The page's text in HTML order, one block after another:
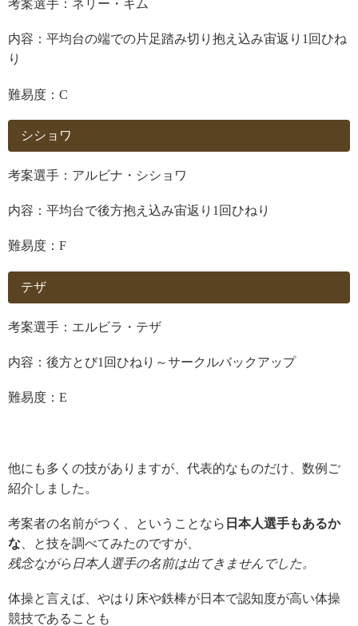
考案選手：ネリー・キム
内容：平均台の端での片足踏み切り抱え込み宙返り 1 回ひね
り
難易度： C
シショワ
考案選手：アルビナ・シショワ
内容：平均台で後方抱え込み宙返り 1 回ひねり
難易度： F
テザ
考案選手：エルビラ・テザ
内容：後方とび1 回ひねり～サークルバックアップ
難易度： E
他にも多くの技がありますが、代表的なものだけ 、数例ご
紹介しました。
考案者の名前がつく、ということなら 日本人選手もあるか
な 、と技を調べてみたのですが、
残念ながら 日本人選手の名前は出てきませんでした。
体操と言えば、 やはり 床や鉄棒が日本で認知度が高い体操
競技であることも